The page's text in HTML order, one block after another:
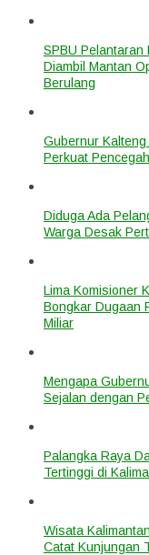
SPBU Pelantaran
Diambil Mantan
Berulang
Gubernur
Perkuat
Diduga Ada
Warga Desak
Lima Komisioner
Bongkar Dugaan
Miliar
Mengapa
Sejalan dengan
Palangka Raya
Tertinggi di
Wisata
Catat Kunjungan